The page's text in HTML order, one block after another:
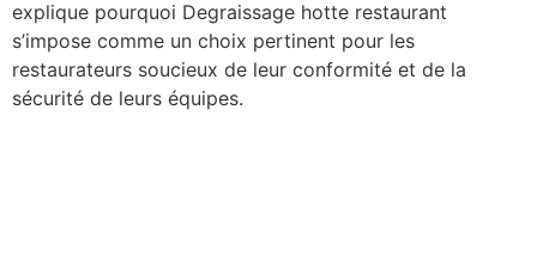
explique pourquoi Degraissage hotte restaurant
s’impose comme un choix pertinent pour les
restaurateurs soucieux de leur conformité et de la
sécurité de leurs équipes.